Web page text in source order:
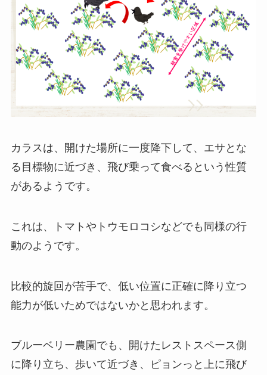
カラスは、開けた場所に一度降下して、エサとな
る目標物に近づき、飛び乗って食べるという性質
があるようです。
これは、トマトやトウモロコシなどでも同様の行
動のようです。
比較的旋回が苦手で、低い位置に正確に降り立つ
能力が低いためではないかと思われます。
ブルーベリー農園でも、開けたレストスペース側
に降り立ち、歩いて近づき、ピョンっと上に飛び